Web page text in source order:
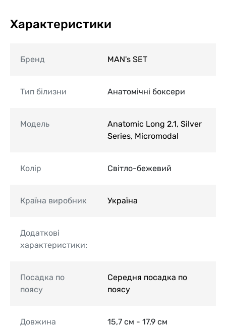
Характеристики
Бренд MAN's SET
Тип білизни Анатомічні боксери
Модель
Anatomic Long 2.1, Silver
Series, Micromodal
Колір Світло-бежевий
Країна виробник Україна
Додаткові
характеристики:
Посадка по
поясу
Середня посадка по
поясу
Довжина
15,7 см - 17,9 см